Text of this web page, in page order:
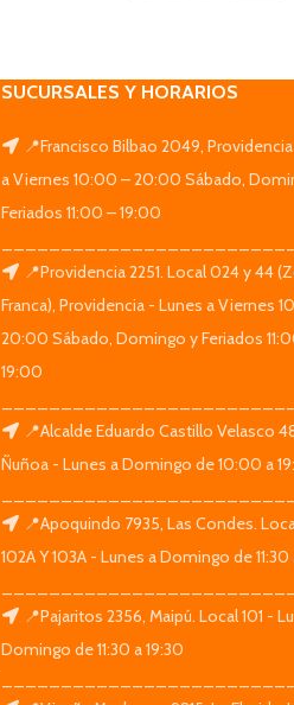
SUCURSALES Y HORARIOS
📍Francisco Bilbao 2049,
a Viernes 10:00 – 20:00 Sábado,
Feriados 11:00 – 19:00
📍Providencia 2251. Local 024 y 44
Franca), Providencia - Lunes a Viernes
20:00 Sábado, Domingo y Feriados
19:00
📍Alcalde Eduardo Castillo Velasco
Ñuñoa - Lunes a Domingo de 10:00 a
📍Apoquindo 7935, Las Condes.
102A Y 103A - Lunes a Domingo de 11:30
📍Pajaritos 2356, Maipú. Local 101 -
Domingo de 11:30 a 19:30